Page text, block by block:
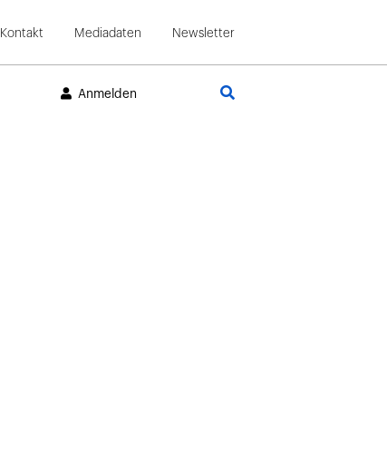
Kontakt Mediadaten Newsletter
Anmelden